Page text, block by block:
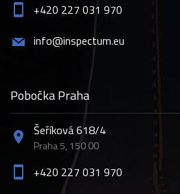
+420 227 031 970
info@inspectum.eu
Pobočka Praha
Šeříková 618/4
Praha 5, 150 00
+420 227 031 970